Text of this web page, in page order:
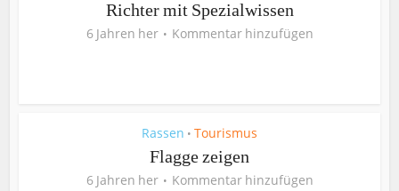
Richter mit Spezialwissen
6 Jahren her Kommentar hinzufügen
Rassen • Tourismus
Flagge zeigen
6 Jahren her Kommentar hinzufügen